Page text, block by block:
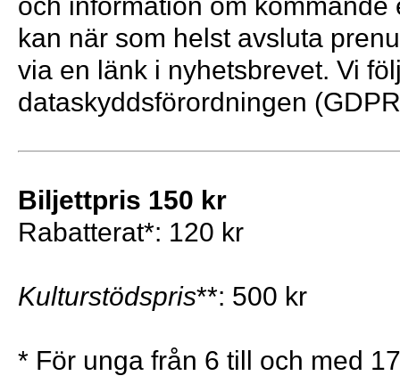
kan när som helst avsluta
via en länk i nyhetsbrevet. Vi
dataskyddsförordningen
Biljettpris 150 kr
Rabatterat*: 120 kr
Kulturstödspris**: 500 kr
* För unga från 6 till och med